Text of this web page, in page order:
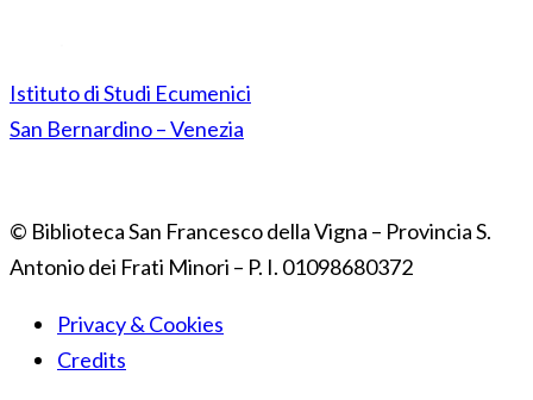
Istituto di Studi Ecumenici
San Bernardino – Venezia
© Biblioteca San Francesco della Vigna – Provincia S.
Antonio dei Frati Minori – P. I. 01098680372
Privacy & Cookies
Credits